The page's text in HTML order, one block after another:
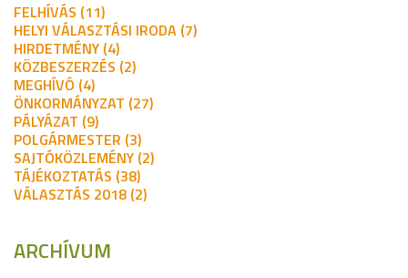
FELHÍVÁS (11)
HELYI VÁLASZTÁSI IRODA (7)
HIRDETMÉNY (4)
KÖZBESZERZÉS (2)
MEGHÍVÓ (4)
ÖNKORMÁNYZAT (27)
PÁLYÁZAT (9)
POLGÁRMESTER (3)
SAJTÓKÖZLEMÉNY (2)
TÁJÉKOZTATÁS (38)
VÁLASZTÁS 2018 (2)
ARCHÍVUM